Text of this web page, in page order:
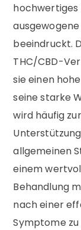
hochwertiges
beeindruckt.
THC/CBD-
sie einen
seine starke
wird häufig
allgemeinen
einem
Behandlung
nach einer
Symptome zu